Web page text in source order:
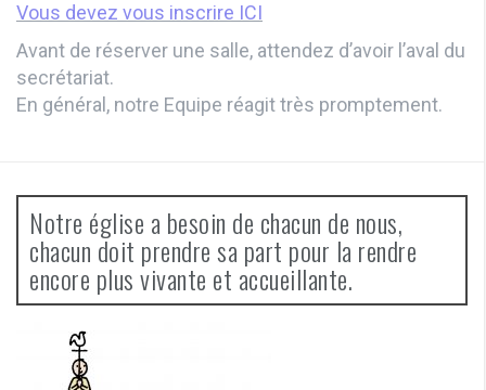
Vous devez vous inscrire ICI
Avant de réserver une salle, attendez d’avoir l’aval du
secrétariat.
En général, notre Equipe réagit très promptement.
Notre église a besoin de chacun de nous,
chacun doit prendre sa part pour la rendre
encore plus vivante et accueillante.